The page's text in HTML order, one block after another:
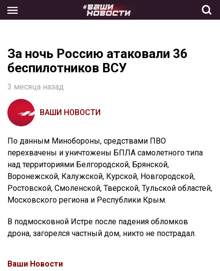
the
За ночь Россию атаковали 36
беспилотников ВСУ
3 месяца назад
ВАШИ НОВОСТИ
По данным Минобороны, средствами ПВО
перехвачены и уничтожены БПЛА самолетного типа
над территориями Белгородской, Брянской,
Воронежской, Калужской, Курской, Новгородской,
Ростовской, Смоленской, Тверской, Тульской областей,
Московского региона и Республики Крым.
В подмосковной Истре после падения обломков
дрона, загорелся частный дом, никто не пострадал.
Ваши Новости